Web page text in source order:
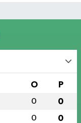
O P
0 0
0 0